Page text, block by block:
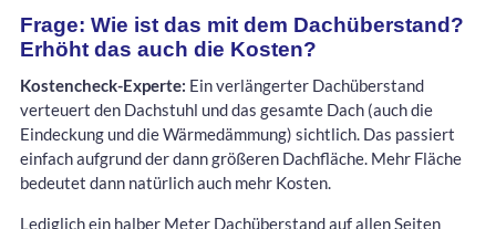
Frage: Wie ist das mit dem Dachüberstand?
Erhöht das auch die Kosten?
Kostencheck-Experte: Ein verlängerter Dachüberstand
verteuert den Dachstuhl und das gesamte Dach (auch die
Eindeckung und die Wärmedämmung) sichtlich. Das passiert
einfach aufgrund der dann größeren Dachfläche. Mehr Fläche
bedeutet dann natürlich auch mehr Kosten.
Lediglich ein halber Meter Dachüberstand auf allen Seiten